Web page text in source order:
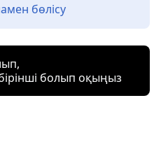
бөлісу
болып оқыңыз